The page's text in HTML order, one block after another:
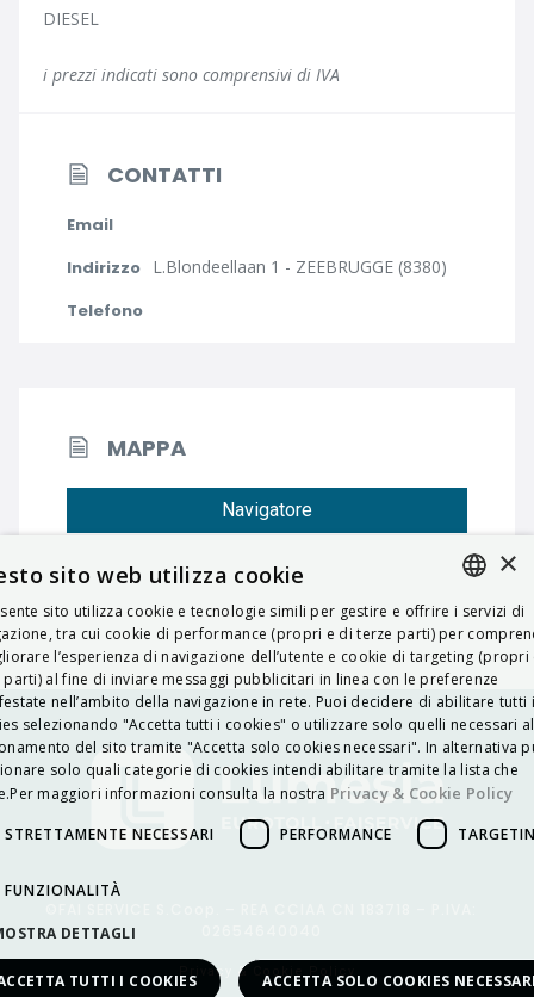
DIESEL
i prezzi indicati sono comprensivi di IVA
CONTATTI
Email
Indirizzo L.Blondeellaan 1 - ZEEBRUGGE (8380)
Telefono
MAPPA
Navigatore
Privacy & Cookie Policy
ITALIAN
ENGLISH
FRENCH
HUNGARIAN
DEUTSCH
POLSKI
HRVATSKI
×
sito web utilizza cookie
sito utilizza cookie e tecnologie simili per gestire e offrire i servizi di
tra cui cookie di performance (propri e di terze parti) per
l’esperienza di navigazione dell’utente e cookie di targeting (propri
parti) al fine di inviare messaggi pubblicitari in linea con le preferenze
nell’ambito della navigazione in rete. Puoi decidere di abilitare tutti i
selezionando "Accetta tutti i cookies" o utilizzare solo quelli necessari al
del sito tramite "Accetta solo cookies necessari". In alternativa
solo quali categorie di cookies intendi abilitare tramite la lista che
maggiori informazioni consulta la nostra Privacy & Cookie Policy
STRETTAMENTE NECESSARI PERFORMANCE
FUNZIONALITÀ
DETTAGLI
TUTTI I COOKIES ACCETTA SOLO COOKIES